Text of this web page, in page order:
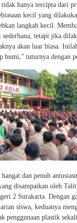
hanya tercipta dari
kecil yang
langkah kecil.
tetapi jika
akan luar biasa.
bumi,” tuturnya dengan
hangat dan penuh
disampaikan oleh
2 Surakarta. Dengan
siswa, keduanya
penggunaan plastik